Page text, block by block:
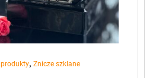
produkty, Znicze szklane